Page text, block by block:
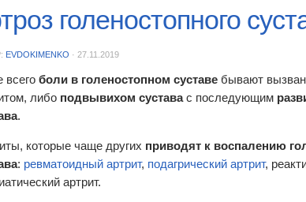
голеностопного
EVDOKIMENKO · 27.11.2019
всего боли в голеностопном суставе бывают
либо подвывихом суставас последующим
.
которые чаще других приводят к воспалению
: ревматоидный артрит, подагрический артрит,
артрит.